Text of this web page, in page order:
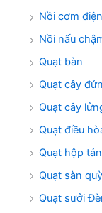
Nồi cơm điện
Nồi nấu
Quạt bàn
Quạt cây
Quạt cây
Quạt điều
Quạt hộp tản
Quạt sàn quỳ
Quạt sưởi